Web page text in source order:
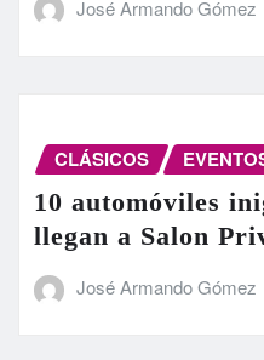
José Armando Gómez
CLÁSICOS
10 automóviles
llegan a Salon
José Armando Gómez